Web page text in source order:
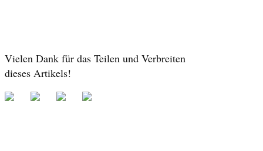
Vielen Dank für das Teilen und Verbreiten
dieses Artikels!